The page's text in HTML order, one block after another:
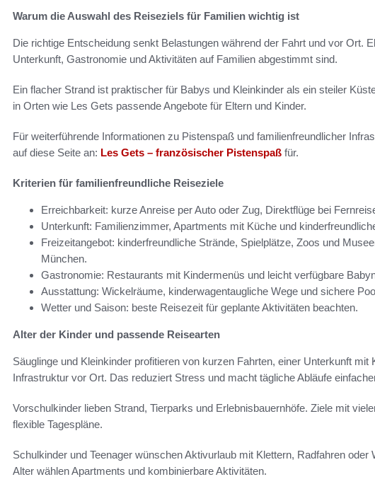
Warum die Auswahl des Reiseziels für Familien wichtig ist
Die richtige Entscheidung senkt Belastungen während der Fahrt und vor Ort.
Unterkunft, Gastronomie und Aktivitäten auf Familien abgestimmt sind.
Ein flacher Strand ist praktischer für Babys und Kleinkinder als ein steiler
in Orten wie Les Gets passende Angebote für Eltern und Kinder.
Für weiterführende Informationen zu Pistenspaß und familienfreundlicher
auf diese Seite an: Les Gets – französischer Pistenspaß für.
Kriterien für familienfreundliche Reiseziele
Erreichbarkeit: kurze Anreise per Auto oder Zug, Direktflüge bei
Unterkunft: Familienzimmer, Apartments mit Küche und
Freizeitangebot: kinderfreundliche Strände, Spielplätze, Zoos und
München.
Gastronomie: Restaurants mit Kindermenüs und leicht verfügbare
Ausstattung: Wickelräume, kinderwagentaugliche Wege und sichere
Wetter und Saison: beste Reisezeit für geplante Aktivitäten beachten.
Alter der Kinder und passende Reisearten
Säuglinge und Kleinkinder profitieren von kurzen Fahrten, einer Unterkunft
Infrastruktur vor Ort. Das reduziert Stress und macht tägliche Abläufe
Vorschulkinder lieben Strand, Tierparks und Erlebnisbauernhöfe. Ziele mit
flexible Tagespläne.
Schulkinder und Teenager wünschen Aktivurlaub mit Klettern, Radfahren
Alter wählen Apartments und kombinierbare Aktivitäten.